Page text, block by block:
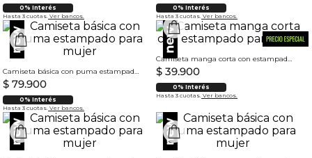
0% Interés
Hasta 3 cuotas. Ver bancos.
0% Interés
Hasta 3 cuotas. Ver bancos.
Camiseta básica con puma estampado para mujer
$ 79.900
0% Interés
Hasta 3 cuotas. Ver bancos.
Camiseta manga corta con estampado para mujer
$ 39.900
0% Interés
Hasta 3 cuotas. Ver bancos.